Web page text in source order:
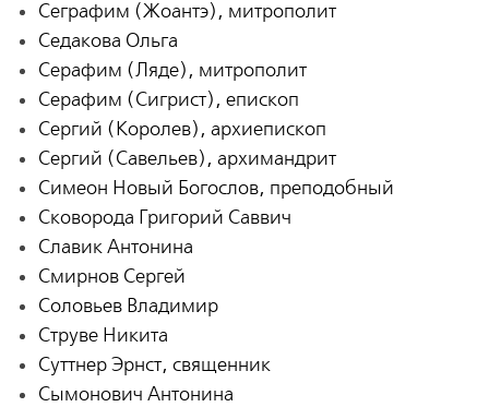
Сеграфим (Жоантэ), митрополит
Седакова Ольга
Серафим (Ляде), митрополит
Серафим (Сигрист), епископ
Сергий (Королев), архиепископ
Сергий (Савельев), архимандрит
Симеон Новый Богослов, преподобный
Сковорода Григорий Саввич
Славик Антонина
Смирнов Сергей
Соловьев Владимир
Струве Никита
Суттнер Эрнст, священник
Сымонович Антонина